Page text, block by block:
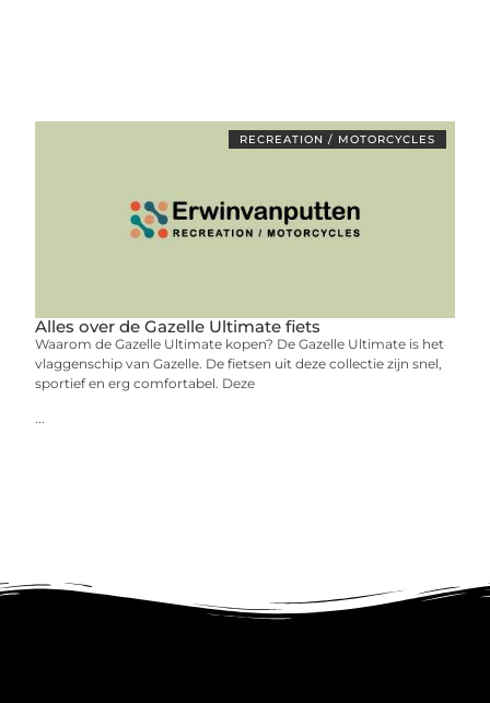
RECREATION / MOTORCYCLES
Alles over de Gazelle Ultimate fiets
Waarom de Gazelle Ultimate kopen? De Gazelle Ultimate is het
vlaggenschip van Gazelle. De fietsen uit deze collectie zijn snel,
sportief en erg comfortabel. Deze